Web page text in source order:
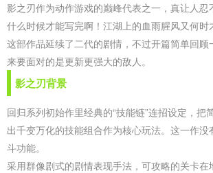
影之刃作为动作游戏的巅峰代表之一，真让人
什么时候才能写完啊！江湖上的血雨腥风又何时
这部作品延续了二代的剧情，不过开篇简单回
来要面对的是更新更强大的敌人。
影之刃背景
回归系列初始作里经典的“技能链”连招设定，把
出千变万化的技能组合作为核心玩法。这一作
斗功能。
采用群像剧式的剧情表现手法，可攻略的关卡在